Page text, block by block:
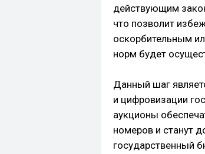
действующим
что позволит
оскорбительным
норм будет
Данный шаг
и цифровизации
аукционы
номеров и станут
государственный